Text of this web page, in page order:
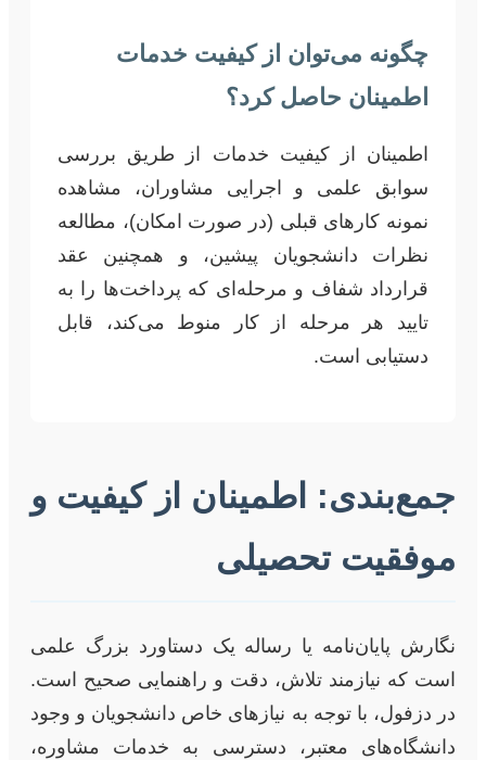
چگونه می‌توان از کیفیت خدمات
اطمینان حاصل کرد؟
اطمینان از کیفیت خدمات از طریق بررسی
سوابق علمی و اجرایی مشاوران، مشاهده
نمونه کارهای قبلی (در صورت امکان)، مطالعه
نظرات دانشجویان پیشین، و همچنین عقد
قرارداد شفاف و مرحله‌ای که پرداخت‌ها را به
تایید هر مرحله از کار منوط می‌کند، قابل
دستیابی است.
جمع‌بندی: اطمینان از کیفیت و
موفقیت تحصیلی
نگارش پایان‌نامه یا رساله یک دستاورد بزرگ علمی
است که نیازمند تلاش، دقت و راهنمایی صحیح است.
در دزفول، با توجه به نیازهای خاص دانشجویان و وجود
دانشگاه‌های معتبر، دسترسی به خدمات مشاوره،